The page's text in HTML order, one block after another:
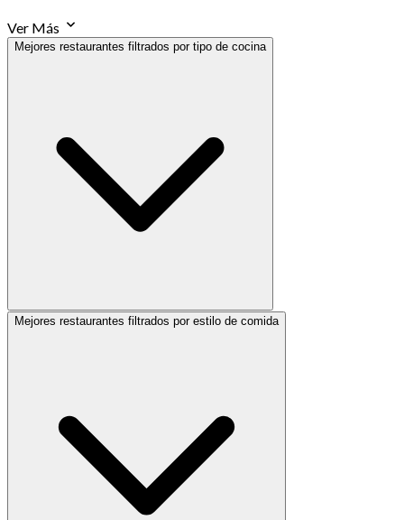
Ver Más
Mejores restaurantes filtrados por tipo de cocina
Mejores restaurantes filtrados por estilo de comida